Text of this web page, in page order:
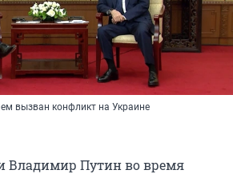
вызван конфликт на Украине
Владимир Путин во время